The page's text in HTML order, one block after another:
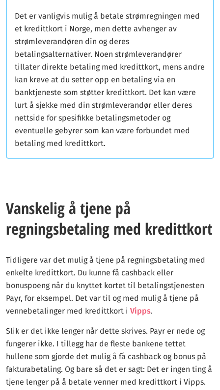
Det er vanligvis mulig å betale strømregningen med
et kredittkort i Norge, men dette avhenger av
strømleverandøren din og deres
betalingsalternativer. Noen strømleverandører
tillater direkte betaling med kredittkort, mens andre
kan kreve at du setter opp en betaling via en
banktjeneste som støtter kredittkort. Det kan være
lurt å sjekke med din strømleverandør eller deres
nettside for spesifikke betalingsmetoder og
eventuelle gebyrer som kan være forbundet med
betaling med kredittkort.
Vanskelig å tjene på
regningsbetaling med kredittkort
Tidligere var det mulig å tjene på regningsbetaling med
enkelte kredittkort. Du kunne få cashback eller
bonuspoeng når du knyttet kortet til betalingstjenesten
Payr, for eksempel. Det var til og med mulig å tjene på
vennebetalinger med kredittkort i Vipps.
Slik er det ikke lenger når dette skrives. Payr er nede og
fungerer ikke. I tillegg har de fleste bankene tettet
hullene som gjorde det mulig å få cashback og bonus på
fakturabetaling. Og bare så det er sagt: Det er ingen ting å
tjene lenger på å betale venner med kredittkort i Vipps.